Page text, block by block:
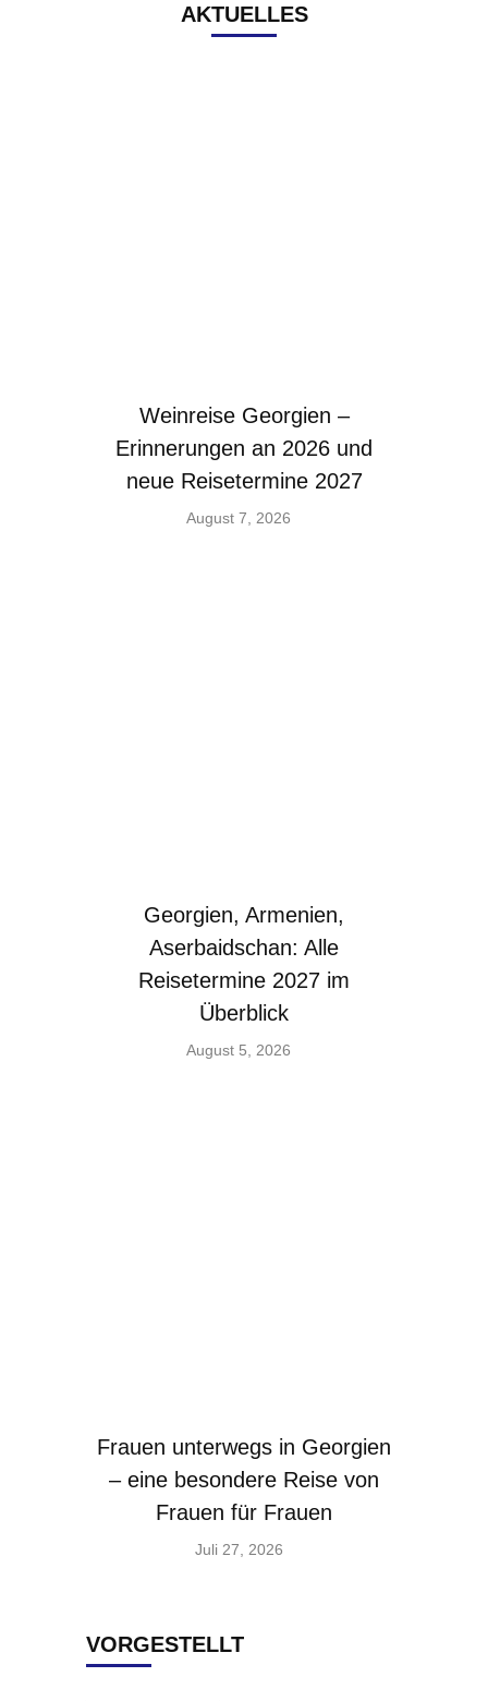
AKTUELLES
Weinreise Georgien –
Erinnerungen an 2026 und
neue Reisetermine 2027
August 7, 2026
Georgien, Armenien,
Aserbaidschan: Alle
Reisetermine 2027 im
Überblick
August 5, 2026
Frauen unterwegs in Georgien
– eine besondere Reise von
Frauen für Frauen
Juli 27, 2026
VORGESTELLT